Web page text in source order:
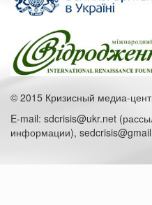
© 2015 Кризисный медиа-
E-mail: sdcrisis@ukr.net
информации),